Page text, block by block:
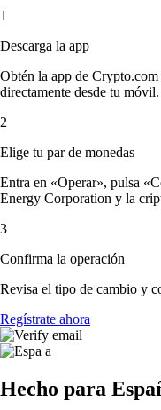
1
Descarga la app
Obtén la app de
directamente desde tu móvil.
2
Elige tu par de monedas
Entra en «Operar», pulsa
Energy Corporation y la
3
Confirma la operación
Revisa el tipo de cambio y
Regístrate ahora
Hecho para